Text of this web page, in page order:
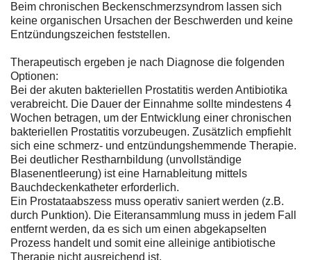
Beim chronischen Beckenschmerzsyndrom lassen sich
keine organischen Ursachen der Beschwerden und keine
Entzündungszeichen feststellen.
Therapeutisch ergeben je nach Diagnose die folgenden
Optionen:
Bei der akuten bakteriellen Prostatitis werden Antibiotika
verabreicht. Die Dauer der Einnahme sollte mindestens 4
Wochen betragen, um der Entwicklung einer chronischen
bakteriellen Prostatitis vorzubeugen. Zusätzlich empfiehlt
sich eine schmerz- und entzündungshemmende Therapie.
Bei deutlicher Restharnbildung (unvollständige
Blasenentleerung) ist eine Harnableitung mittels
Bauchdeckenkatheter erforderlich.
Ein Prostataabszess muss operativ saniert werden (z.B.
durch Punktion). Die Eiteransammlung muss in jedem Fall
entfernt werden, da es sich um einen abgekapselten
Prozess handelt und somit eine alleinige antibiotische
Therapie nicht ausreichend ist.